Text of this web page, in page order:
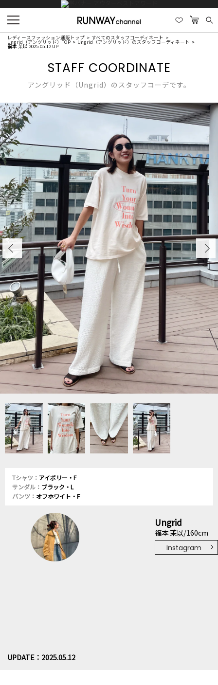
レディースファッション通販トップ すべてのスタッフコーディネート
Ungrid（アングリッド）TOP Ungrid（アングリッド）のスタッフコーディネート
福本 茉以 2025.05.12 UP
STAFF COORDINATE
アングリッド（Ungrid）のスタッフコーデです。
Tシャツ： アイボリー・F
サンダル： ブラック・L
パンツ： オフホワイト・F
Ungrid
福本 茉以/160cm
Instagram
UPDATE：2025.05.12